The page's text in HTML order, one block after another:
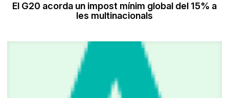
El G20 acorda un impost mínim global del 15% a
les multinacionals